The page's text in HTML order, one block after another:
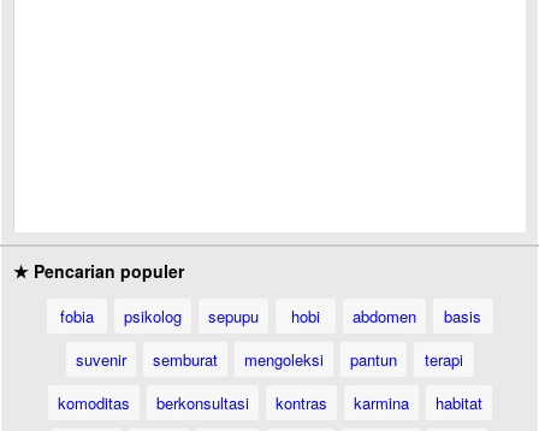
★ Pencarian populer
fobia psikolog sepupu hobi abdomen
basis
suvenir
semburat mengoleksi pantun
terapi
komoditas
berkonsultasi kontras karmina
habitat